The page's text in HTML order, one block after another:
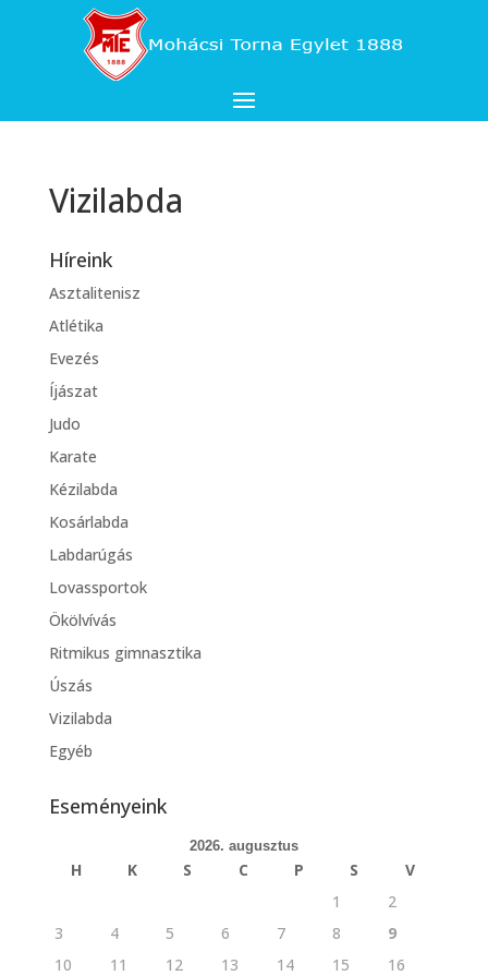
Vizilabda
Híreink
Asztalitenisz
Atlétika
Evezés
Íjászat
Judo
Karate
Kézilabda
Kosárlabda
Labdarúgás
Lovassportok
Ökölvívás
Ritmikus gimnasztika
Úszás
Vizilabda
Egyéb
Eseményeink
2026. augusztus
H K S C P S
V
1
2
3
4 5 6 7 8
9
10
11 12 13 14 15
16